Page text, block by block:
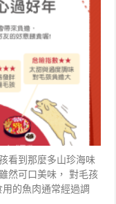
看到那麼多山珍海味
然可口美味， 對毛孩
的魚肉通常經過調